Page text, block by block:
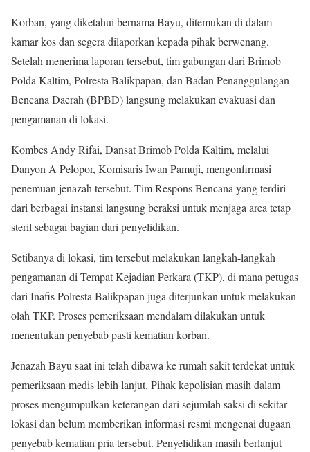
Korban, yang diketahui bernama Bayu, ditemukan di dalam
kamar kos dan segera dilaporkan kepada pihak berwenang.
Setelah menerima laporan tersebut, tim gabungan dari Brimob
Polda Kaltim, Polresta Balikpapan, dan Badan Penanggulangan
Bencana Daerah (BPBD) langsung melakukan evakuasi dan
pengamanan di lokasi.
Kombes Andy Rifai, Dansat Brimob Polda Kaltim, melalui
Danyon A Pelopor, Komisaris Iwan Pamuji, mengonfirmasi
penemuan jenazah tersebut. Tim Respons Bencana yang terdiri
dari berbagai instansi langsung beraksi untuk menjaga area tetap
steril sebagai bagian dari penyelidikan.
Setibanya di lokasi, tim tersebut melakukan langkah-langkah
pengamanan di Tempat Kejadian Perkara (TKP), di mana petugas
dari Inafis Polresta Balikpapan juga diterjunkan untuk melakukan
olah TKP. Proses pemeriksaan mendalam dilakukan untuk
menentukan penyebab pasti kematian korban.
Jenazah Bayu saat ini telah dibawa ke rumah sakit terdekat untuk
pemeriksaan medis lebih lanjut. Pihak kepolisian masih dalam
proses mengumpulkan keterangan dari sejumlah saksi di sekitar
lokasi dan belum memberikan informasi resmi mengenai dugaan
penyebab kematian pria tersebut. Penyelidikan masih berlanjut